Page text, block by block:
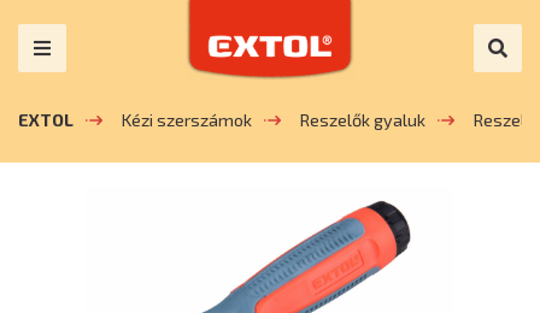
EXTOL Kézi szerszámok Reszelők gyaluk